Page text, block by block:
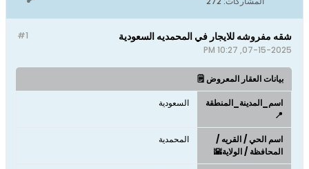
#1 شقه مفروشه للايجار في المحمديه السعودية
07-15-2025, 10:27 PM
بيانات العقار المعروض 🗒️
اسم_المدينة_المنطقة
📍
السعودية
اسم الحي / القريه /
المحافظة / الولاية🌇
المحمدية